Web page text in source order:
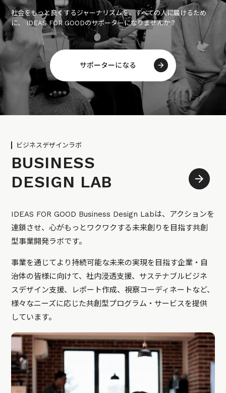
社会をもっと良くするジャーナリズムを、すべての人に届けるため
に、 IDEAS FOR GOODのサポーターになりませんか？
サポーターになる
ビジネスデザインラボ
BUSINESS
DESIGN LAB
IDEAS FOR GOOD Business Design Labは、アクションを
連鎖させ、心がもっとワクワクする未来創りを目指す共創
型事業開発ラボです。
事業を通じてより持続可能な未来の実現を目指す企業・自
治体の皆様に向けて、社内浸透支援、サステナブルビジネ
スデザイン支援、レポート作成、視察コーディネートなど、
様々なニーズに応じた共創型プログラム・サービスを提供
しています。